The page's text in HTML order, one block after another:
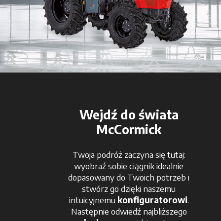
Wejdź do świata
McCormick
Twoja podróż zaczyna się tutaj:
wyobraź sobie ciągnik idealnie
dopasowany do Twoich potrzeb i
stwórz go dzięki naszemu
intuicyjnemu konfiguratorowi.
Następnie odwiedź najbliższego